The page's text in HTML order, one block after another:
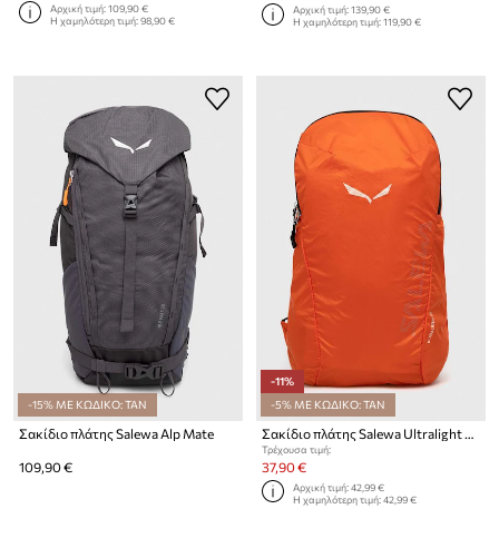
Αρχική τιμή:109,90 €
Η χαμηλότερη τιμή:98,90 €
Αρχική τιμή:139,90 €
Η χαμηλότερη τιμή:119,90 €
-15% ΜΕ ΚΩΔΙΚΟ: TAN
Σακίδιο πλάτης Salewa Alp Mate
109,90 €
-11%
-5% ΜΕ ΚΩΔΙΚΟ: TAN
Σακίδιο πλάτης Salewa Ultralight 22L
Τρέχουσα τιμή:
37,90 €
Αρχική τιμή:42,99 €
Η χαμηλότερη τιμή:42,99 €